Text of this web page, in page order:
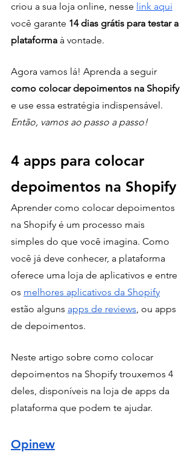
criou a sua loja online, nesse link aqui
você garante 14 dias grátis para testar a
plataforma à vontade.
Agora vamos lá! Aprenda a seguir
como colocar depoimentos na Shopify
e use essa estratégia indispensável.
Então, vamos ao passo a passo!
4 apps para colocar
depoimentos na Shopify
Aprender como colocar depoimentos
na Shopify é um processo mais
simples do que você imagina. Como
você já deve conhecer, a plataforma
oferece uma loja de aplicativos e entre
os melhores aplicativos da Shopify
estão alguns apps de reviews, ou apps
de depoimentos.
Neste artigo sobre como colocar
depoimentos na Shopify trouxemos 4
deles, disponíveis na loja de apps da
plataforma que podem te ajudar.
Opinew